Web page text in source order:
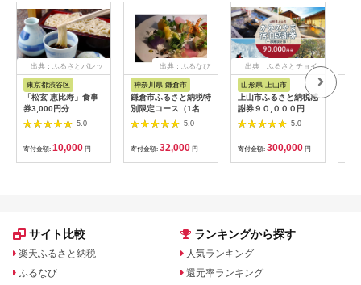
出典：ふるさとパレッ
東京都渋谷区
「松玄 恵比寿」食事
券3,000円分
【098004】 チケット
お食事券 和食 十割蕎
麦 旬食材 コース料理
鍋 ランチ 会食 デート
利用券 ギフト プレゼ
5.0
寄付金額: 10,000 円
出典：ふるなび
神奈川県 鎌倉市
鎌倉市ふるさと納税特
別限定コース（1名様
分）～MOKICHI
KAMAKURAの特別全
7品～ | 食事券 コース
料理 全7品 人気 おす
すめ 和洋折衷 記念日
5.0
寄付金額: 32,000 円
出典：ふるさとチョイ
山形県 上山市
上山市ふるさと納税感
謝券９０,０００円
分 0023-22085.0
寄付金額: 300,000 円
サイト比較
楽天ふるさと納税
ふるなび
ランキングから探す
人気ランキング
還元率ランキング